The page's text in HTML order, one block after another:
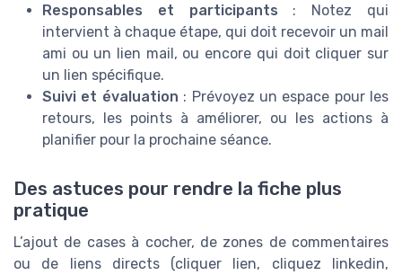
Responsables et participants : Notez qui
intervient à chaque étape, qui doit recevoir un mail
ami ou un lien mail, ou encore qui doit cliquer sur
un lien spécifique.
Suivi et évaluation : Prévoyez un espace pour les
retours, les points à améliorer, ou les actions à
planifier pour la prochaine séance.
Des astuces pour rendre la fiche plus
pratique
L’ajout de cases à cocher, de zones de commentaires
ou de liens directs (cliquer lien, cliquez linkedin,